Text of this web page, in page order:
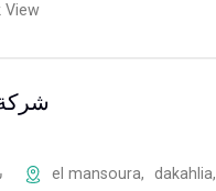
View
شركة
el mansoura, dakahlia,